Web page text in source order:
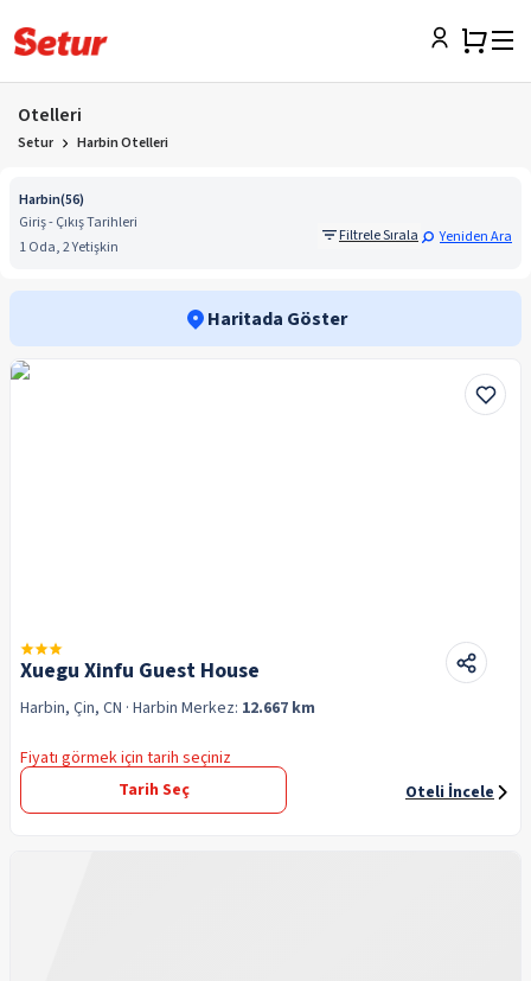
Otelleri
Setur Harbin Otelleri
Harbin(56)
Giriş - Çıkış Tarihleri
1 Oda, 2 Yetişkin
Filtrele Sırala Yeniden Ara
Haritada Göster
Xuegu Xinfu Guest House
Harbin, Çin, CN · Harbin Merkez: 12.667 km
Fiyatı görmek için tarih seçiniz
Tarih Seç
Oteli İncele